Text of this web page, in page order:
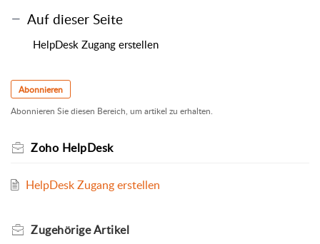
Auf dieser Seite
HelpDesk Zugang erstellen
Abonnieren
Abonnieren Sie diesen Bereich, um artikel zu erhalten.
Zoho HelpDesk
HelpDesk Zugang erstellen
ZugehörigeArtikel